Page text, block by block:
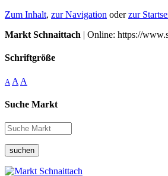
Zum Inhalt, zur Navigation oderzur
Markt Schnaittach | Online: https://
Schriftgröße
A A A
Suche Markt
suchen